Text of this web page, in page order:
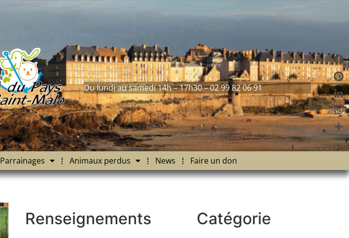
Du lundi au samedi 14h – 17h30 – 02 99 82 06 91
Parrainages Animaux perdus News Faire un don
Renseignements Catégorie